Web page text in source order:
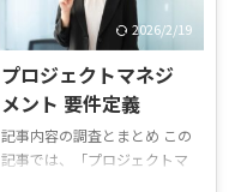
ばよいのか分からなくなりそ
う」と感じていませんか。 仕
作業をJiraに追加していて
も、未整理のタスク、すぐ取
りかかるタスク、返事を待っ
ているタスクが同じ場所に並
2026/2/19
プロジェクトマネジ
メント 要件定義
記事内容の調査とまとめ この
記事では、「プロジェクトマ